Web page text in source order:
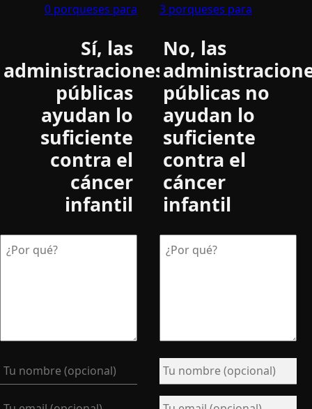
0 porqueses para
Sí, las
administraciones
públicas
ayudan lo
suficiente
contra el
cáncer
infantil
3 porqueses para
No, las
públicas no
ayudan lo
suficiente
contra el
cáncer
infantil